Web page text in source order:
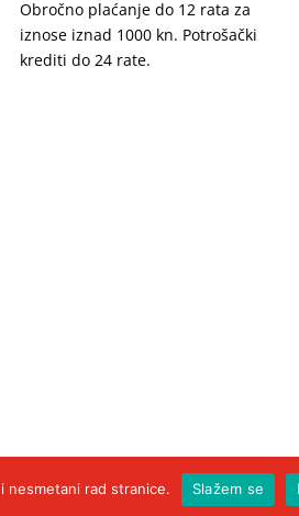
Obročno plaćanje do 12 rata za
iznose iznad 1000 kn. Potrošački
krediti do 24 rate.
nesmetani rad stranice. Slažem se